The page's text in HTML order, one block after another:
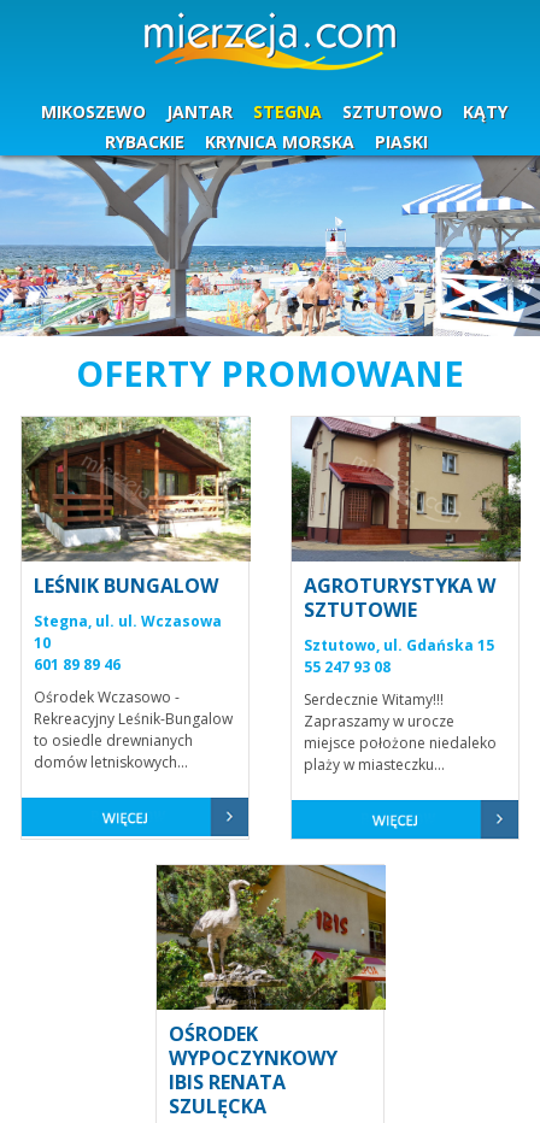
MIKOSZEWO JANTAR STEGNA SZTUTOWO
KĄTY
RYBACKIE
KRYNICA MORSKA PIASKI
OFERTY PROMOWANE
LEŚNIK BUNGALOW
Stegna, ul. ul. Wczasowa
10
601 89 89 46
Ośrodek Wczasowo -
Rekreacyjny Leśnik-Bungalow
to osiedle drewnianych
domów letniskowych...
AGROTURYSTYKA W
SZTUTOWIE
Sztutowo, ul. Gdańska 15
55 247 93 08
Serdecznie Witamy!!!
Zapraszamy w urocze
miejsce położone niedaleko
plaży w miasteczku...
OŚRODEK
WYPOCZYNKOWY
IBIS RENATA
SZULĘCKA